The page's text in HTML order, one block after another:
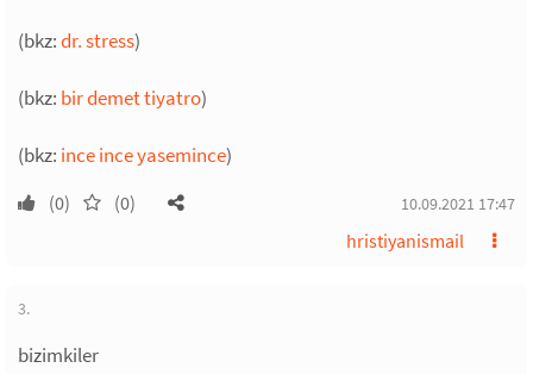
(bkz:dr. stress)
(bkz: bir demet tiyatro)
(bkz: ince ince yasemince)
(0) (0) 10.09.2021 17:47
hristiyanismail
3.
bizimkiler